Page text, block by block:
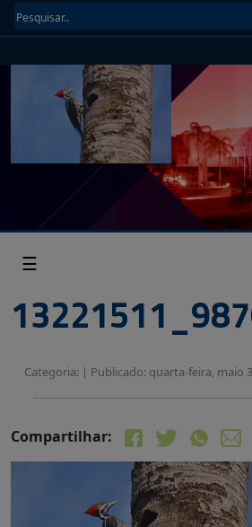
☰
Categoria: | Publicado: quarta-feira, maio
Compartilhar: